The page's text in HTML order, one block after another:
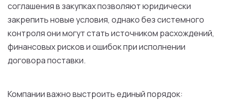
соглашения в закупках позволяют юридически
закрепить новые условия, однако без системного
контроля они могут стать источником расхождений,
финансовых рисков и ошибок при исполнении
договора поставки.
Компании важно выстроить единый порядок: